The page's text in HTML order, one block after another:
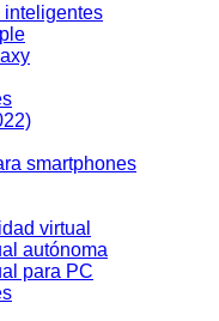
inteligentes
smartphones
virtual
autónoma
para PC